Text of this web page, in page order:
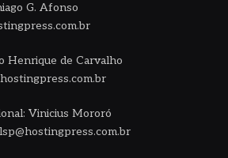
G. Afonso
Henrique de Carvalho
Vinicius Mororó